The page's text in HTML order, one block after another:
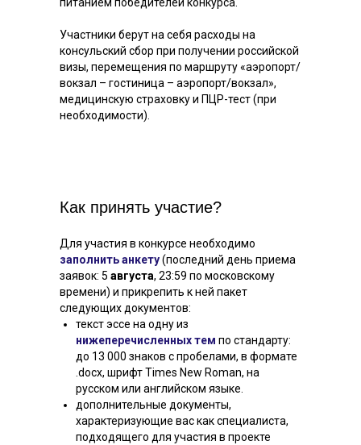
Участники берут на себя расходы на
консульский сбор при получении российской
визы, перемещения по маршруту «аэропорт/
вокзал – гостиница – аэропорт/вокзал»,
медицинскую страховку и ПЦР-тест (при
необходимости).
Как принять участие?
Для участия в конкурсе необходимо
заполнить анкету(последний день приема
заявок: 5 августа, 23:59 по московскому
времени) и прикрепить к ней пакет
следующих документов:
текст эссе на одну из
нижеперечисленных тем по стандарту:
до 13 000 знаков с пробелами, в формате
.docx, шрифт Times New Roman, на
русском или английском языке.
дополнительные документы,
характеризующие вас как специалиста,
подходящего для участия в проекте